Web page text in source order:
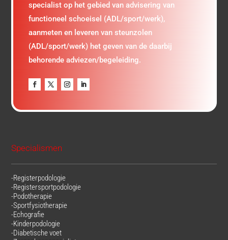
specialist op het gebied van advisering van
functioneel schoeisel (ADL/sport/werk),
aanmeten en leveren van steunzolen
(ADL/sport/werk) het geven van de daarbij
behorende adviezen/begeleiding.
Specialismen
-Registerpodologie
-Registersportpodologie
-Podotherapie
-Sportfysiotherapie
-Echografie
-Kinderpodologie
-Diabetische voet